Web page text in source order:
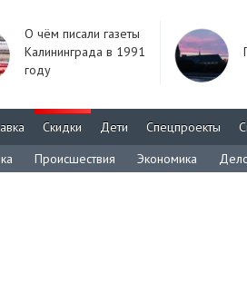
О чём писали газеты
Калининграда в 1991
году
Скидки Дети Спецпроекты
Происшествия Экономика